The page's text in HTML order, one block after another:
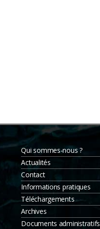
Qui sommes-nous ?
Actualités
Contact
Informations pratiques
Téléchargements
Archives
Documents administratifs